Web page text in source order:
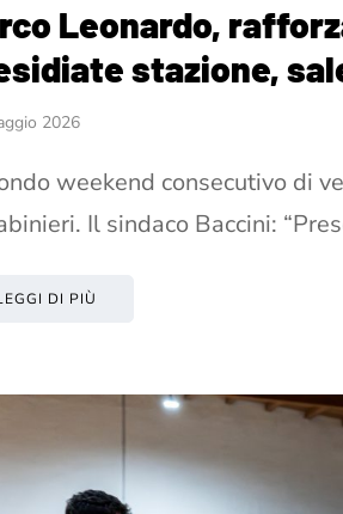
Leonardo,
stazione,
2026
weekend consecutivo di
Il sindaco Baccini:
DI PIÙ